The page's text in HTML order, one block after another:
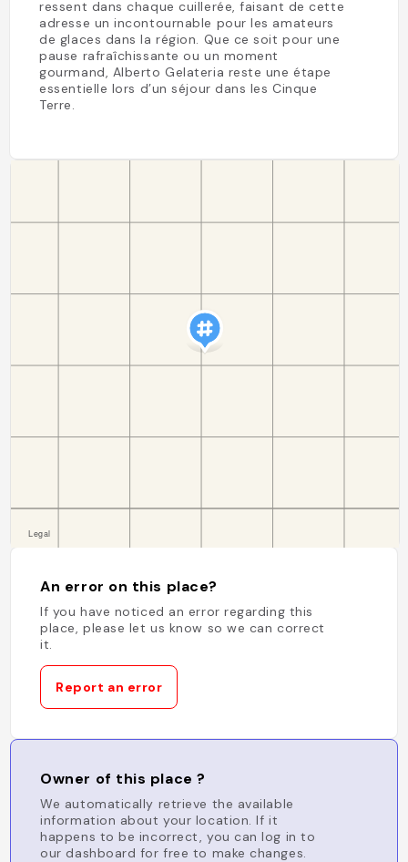
ressent dans chaque cuillerée, faisant de cette
adresse un incontournable pour les amateurs
de glaces dans la région. Que ce soit pour une
pause rafraîchissante ou un moment
gourmand, Alberto Gelateria reste une étape
essentielle lors d’un séjour dans les Cinque
Terre.
An error on this place?
If you have noticed an error regarding this
place, please let us know so we can correct
it.
Report an error
Owner of this place ?
We automatically retrieve the available
information about your location. If it
happens to be incorrect, you can log in to
our dashboard for free to make changes.